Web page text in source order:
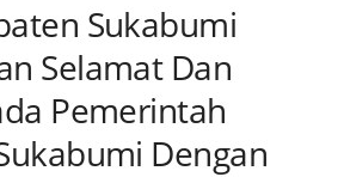
Sukabumi
Selamat Dan
Pemerintah
Dengan